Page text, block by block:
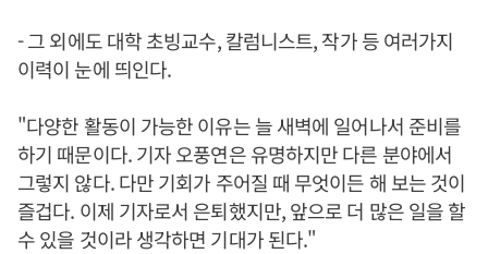
- 그 외에도 대학 초빙교수, 칼럼니스트, 작가 등 여러가지
이력이 눈에 띄인다.
"다양한 활동이 가능한 이유는 늘 새벽에 일어나서 준비를
하기 때문이다. 기자 오풍연은 유명하지만 다른 분야에서
그렇지 않다. 다만 기회가 주어질 때 무엇이든 해 보는 것이
즐겁다. 이제 기자로서 은퇴했지만, 앞으로 더 많은 일을 할
수 있을 것이라 생각하면 기대가 된다."